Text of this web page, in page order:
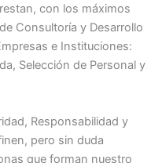
con los máximos
Consultoría y Desarrollo
e Instituciones:
Selección de Personal y
Responsabilidad y
pero sin duda
que forman nuestro